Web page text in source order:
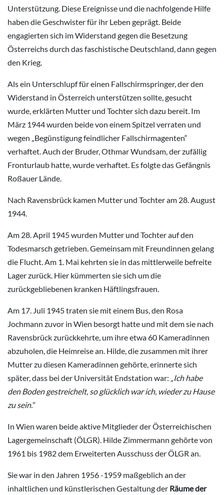
Unterstützung. Diese Ereignisse und die nachfolgende Hilfe
haben die Geschwister für ihr Leben geprägt. Beide
engagierten sich im Widerstand gegen die Besetzung
Österreichs durch das faschistische Deutschland, dann gegen
den Krieg.
Als ein Unterschlupf für einen Fallschirmspringer, der den
Widerstand in Österreich unterstützen sollte, gesucht
wurde, erklärten Mutter und Tochter sich dazu bereit. Im
März 1944 wurden beide von einem Spitzel verraten und
wegen „Begünstigung feindlicher Fallschirmagenten“
verhaftet. Auch der Bruder, Othmar Wundsam, der zufällig
Fronturlaub hatte, wurde verhaftet. Es folgte das Gefängnis
Roßauer Lände.
Nach Ravensbrück kamen Mutter und Tochter am 28. August
1944.
Am 28. April 1945 wurden Mutter und Tochter auf den
Todesmarsch getrieben. Gemeinsam mit Freundinnen gelang
die Flucht. Am 1. Mai kehrten sie in das mittlerweile befreite
Lager zurück. Hier kümmerten sie sich um die
zurückgebliebenen kranken Häftlingsfrauen.
Am 17. Juli 1945 traten sie mit einem Bus, den Rosa
Jochmann zuvor in Wien besorgt hatte und mit dem sie nach
Ravensbrück zurückkehrte, um ihre etwa 60 Kameradinnen
abzuholen, die Heimreise an. Hilde, die zusammen mit ihrer
Mutter zu diesen Kameradinnen gehörte, erinnerte sich
später, dass bei der Universität Endstation war: „Ich habe
den Boden gestreichelt, so glücklich war ich, wieder zu Hause
zu sein.“
In Wien waren beide aktive Mitglieder der Österreichischen
Lagergemeinschaft (ÖLGR). Hilde Zimmermann gehörte von
1961 bis 1982 dem Erweiterten Ausschuss der ÖLGR an.
Sie war in den Jahren 1956 -1959 maßgeblich an der
inhaltlichen und künstlerischen Gestaltung der Räume der